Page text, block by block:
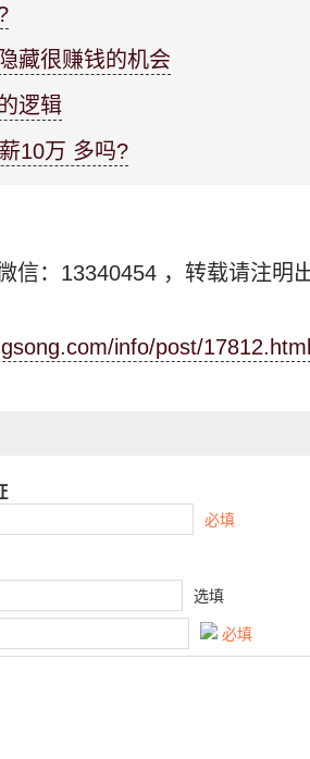
藏很赚钱的机会
逻辑
10万 多吗?
信：13340454 ，转载请注明
info/post/17812.html
必填
选填
必填